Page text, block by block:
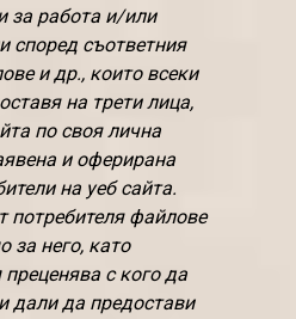
за работа и/или
според съответния
и др., които всеки
на трети лица,
по своя лична
и оферирана
на уеб сайта.
потребителя файлове
за него, като
с кого да
дали да предостави